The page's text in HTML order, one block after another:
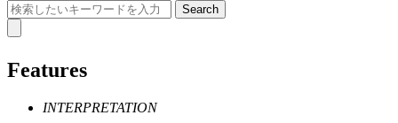
Features
INTERPRETATION